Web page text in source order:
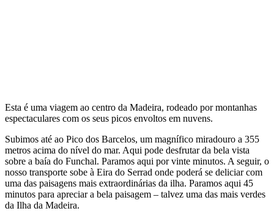
Esta é uma viagem ao centro da Madeira, rodeado por montanhas
espectaculares com os seus picos envoltos em nuvens.
Subimos até ao Pico dos Barcelos, um magnífico miradouro a 355
metros acima do nível do mar. Aqui pode desfrutar da bela vista
sobre a baía do Funchal. Paramos aqui por vinte minutos. A seguir, o
nosso transporte sobe à Eira do Serrad onde poderá se deliciar com
uma das paisagens mais extraordinárias da ilha. Paramos aqui 45
minutos para apreciar a bela paisagem – talvez uma das mais verdes
da Ilha da Madeira.